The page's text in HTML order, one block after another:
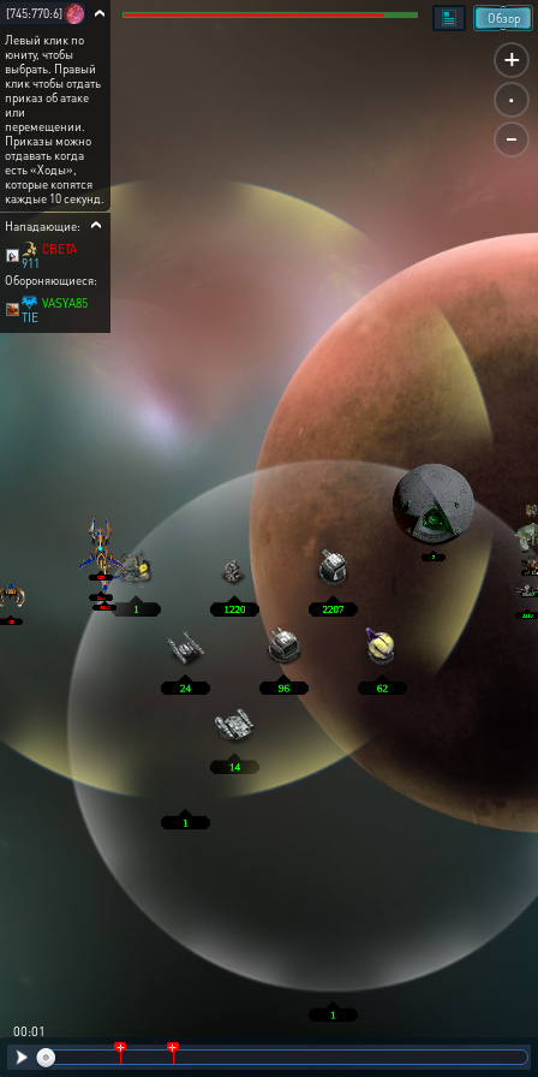
+
.
-
Обзор
[745:770:6]
Левый клик по
юниту, чтобы
выбрать. Правый
клик чтобы отдать
приказ об атаке
или
перемещении.
Приказы можно
отдавать когда
есть «Ходы»,
которые копятся
каждые 10 секунд.
Нападающие:
CBETA
911
Обороняющиеся:
VASYA85
TIE
00:02